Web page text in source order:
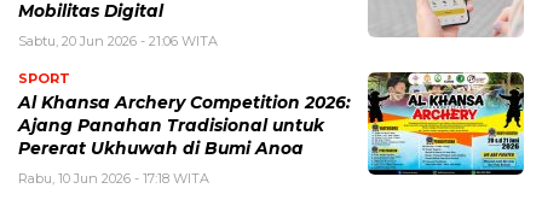
Mobilitas Digital
Sabtu, 20 Jun 2026 - 21:06 WITA
SPORT
Al Khansa Archery Competition 2026:
Ajang Panahan Tradisional untuk
Pererat Ukhuwah di Bumi Anoa
Rabu, 10 Jun 2026 - 17:18 WITA